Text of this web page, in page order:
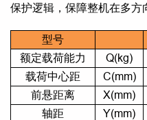
保护逻辑，保障整机在多方
型号
额定载荷能力
Q(kg)
载荷中心距
C(mm)
前悬距离
X(mm)
轴距
Y(mm)